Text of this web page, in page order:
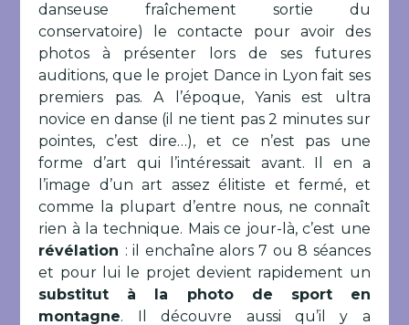
danseuse fraîchement sortie du
conservatoire) le contacte pour avoir des
photos à présenter lors de ses futures
auditions, que le projet Dance in Lyon fait ses
premiers pas. A l’époque, Yanis est ultra
novice en danse (il ne tient pas 2 minutes sur
pointes, c’est dire…), et ce n’est pas une
forme d’art qui l’intéressait avant. Il en a
l’image d’un art assez élitiste et fermé, et
comme la plupart d’entre nous, ne connaît
rien à la technique. Mais ce jour-là, c’est une
révélation : il enchaîne alors 7 ou 8 séances
et pour lui le projet devient rapidement un
substitut à la photo de sport en
montagne. Il découvre aussi qu’il y a